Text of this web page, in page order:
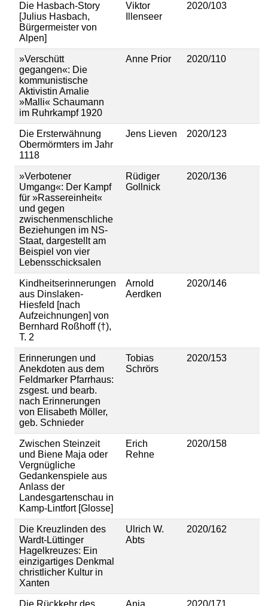
Die Hasbach-Story
[Julius Hasbach,
Bürgermeister von
Alpen]
Viktor
Illenseer
2020/103
»Verschütt
gegangen«: Die
kommunistische
Aktivistin Amalie
»Malli« Schaumann
im Ruhrkampf 1920
Anne Prior 2020/110
Die Ersterwähnung
Obermörmters im Jahr
1118
Jens Lieven 2020/123
»Verbotener
Umgang«: Der Kampf
für »Rassereinheit«
und gegen
zwischenmenschliche
Beziehungen im NS-
Staat, dargestellt am
Beispiel von vier
Lebensschicksalen
Rüdiger
Gollnick
2020/136
Kindheitserinnerungen
aus Dinslaken-
Hiesfeld [nach
Aufzeichnungen] von
Bernhard Roßhoff (†),
T. 2
Arnold
Aerdken
2020/146
Erinnerungen und
Anekdoten aus dem
Feldmarker Pfarrhaus:
zsgest. und bearb.
nach Erinnerungen
von Elisabeth Möller,
geb. Schnieder
Tobias
Schrörs
2020/153
Zwischen Steinzeit
und Biene Maja oder
Vergnügliche
Gedankenspiele aus
Anlass der
Landesgartenschau in
Kamp-Lintfort [Glosse]
Erich
Rehne
2020/158
Die Kreuzlinden des
Wardt-Lüttinger
Hagelkreuzes: Ein
einzigartiges Denkmal
christlicher Kultur in
Xanten
Ulrich W.
Abts
2020/162